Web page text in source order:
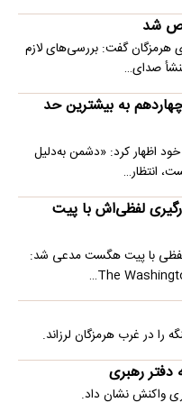
شد
هرمزگان گفت: بررسی‌های لازم
صدای…
به بیشترین حد
اظهار کرد: «دشمن به‌دلیل
انتظار…
لفظی‌اش با پیت
لفظی با پیت هگست مدعی شد:
دفتر رهبری
واکنش نشان داد.